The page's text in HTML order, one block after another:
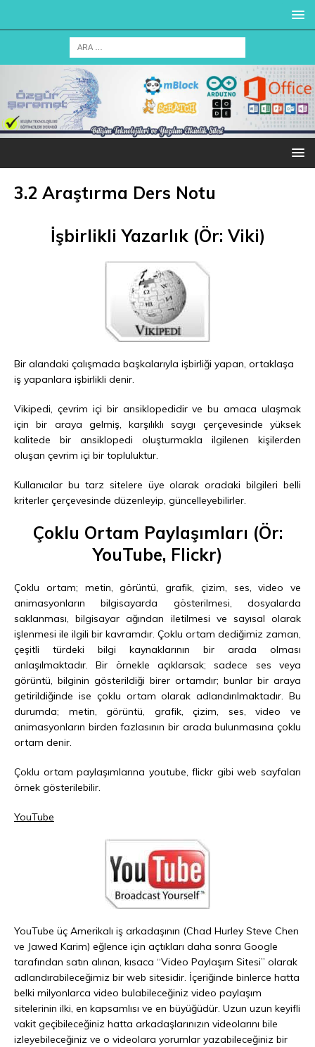
3.2 Araştırma Ders Notu
İşbirlikli Yazarlık (Ör: Viki)
Bir alandaki çalışmada başkalarıyla işbirliği yapan, ortaklaşa
iş yapanlara işbirlikli denir.
Vikipedi, çevrim içi bir ansiklopedidir ve bu amaca ulaşmak
için bir araya gelmiş, karşılıklı saygı çerçevesinde yüksek
kalitede bir ansiklopedi oluşturmakla ilgilenen kişilerden
oluşan çevrim içi bir topluluktur.
Kullanıcılar bu tarz sitelere üye olarak oradaki bilgileri belli
kriterler çerçevesinde düzenleyip, güncelleyebilirler.
Çoklu Ortam Paylaşımları (Ör:
YouTube, Flickr)
Çoklu ortam; metin, görüntü, grafik, çizim, ses, video ve
animasyonların bilgisayarda gösterilmesi, dosyalarda
saklanması, bilgisayar ağından iletilmesi ve sayısal olarak
işlenmesi ile ilgili bir kavramdır. Çoklu ortam dediğimiz zaman,
çeşitli türdeki bilgi kaynaklarının bir arada olması
anlaşılmaktadır. Bir örnekle açıklarsak; sadece ses veya
görüntü, bilginin gösterildiği birer ortamdır; bunlar bir araya
getirildiğinde ise çoklu ortam olarak adlandırılmaktadır. Bu
durumda; metin, görüntü, grafik, çizim, ses, video ve
animasyonların birden fazlasının bir arada bulunmasına çoklu
ortam denir.
Çoklu ortam paylaşımlarına youtube, flickr gibi web sayfaları
örnek gösterilebilir.
YouTube
YouTube üç Amerikalı iş arkadaşının (Chad Hurley Steve Chen
ve Jawed Karim) eğlence için açtıkları daha sonra Google
tarafından satın alınan, kısaca “Video Paylaşım Sitesi” olarak
adlandırabileceğimiz bir web sitesidir. İçeriğinde binlerce hatta
belki milyonlarca video bulabileceğiniz video paylaşım
sitelerinin ilki, en kapsamlısı ve en büyüğüdür. Uzun uzun keyifli
vakit geçibileceğiniz hatta arkadaşlarınızın videolarını bile
izleyebileceğiniz ve o videolara yorumlar yazabileceğiniz bir